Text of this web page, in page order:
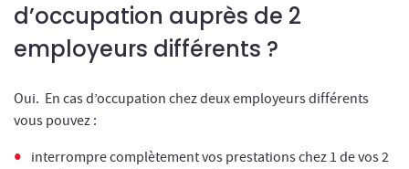
d’occupation auprès de 2
employeurs différents ?
Oui. En cas d’occupation chez deux employeurs différents
vous pouvez :
interrompre complètement vos prestations chez 1 de vos 2